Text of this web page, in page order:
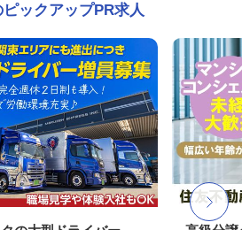
ックアップPR求人